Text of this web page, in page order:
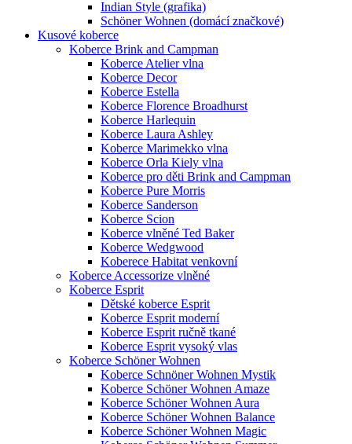
Indian Style (grafika)
Schöner Wohnen (domácí značkové)
Kusové koberce
Koberce Brink and Campman
Koberce Atelier vlna
Koberce Decor
Koberce Estella
Koberce Florence Broadhurst
Koberce Harlequin
Koberce Laura Ashley
Koberce Marimekko vlna
Koberce Orla Kiely vlna
Koberce pro děti Brink and Campman
Koberce Pure Morris
Koberce Sanderson
Koberce Scion
Koberce vlněné Ted Baker
Koberce Wedgwood
Koberece Habitat venkovní
Koberce Accessorize vlněné
Koberce Esprit
Dětské koberce Esprit
Koberce Esprit moderní
Koberce Esprit ručně tkané
Koberce Esprit vysoký vlas
Koberce Schöner Wohnen
Koberce Schnöner Wohnen Mystik
Koberce Schöner Wohnen Amaze
Koberce Schöner Wohnen Aura
Koberce Schöner Wohnen Balance
Koberce Schöner Wohnen Magic